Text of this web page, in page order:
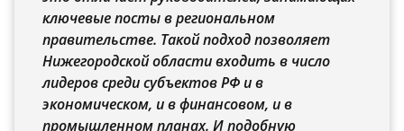
ключевые посты в региональном
правительстве. Такой подход позволяет
Нижегородской области входить в число
лидеров среди субъектов РФ и в
экономическом, и в финансовом, и в
промышленном планах. И подобную